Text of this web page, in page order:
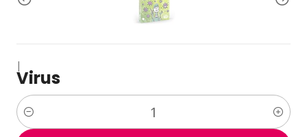
|
Virus
Cantidad